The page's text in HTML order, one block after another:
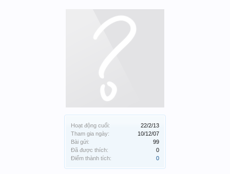
Hoạt động cuối:
22/2/13
Tham gia ngày:
10/12/07
Bài gửi:
99
Đã được thích:
0
Điểm thành tích:
0